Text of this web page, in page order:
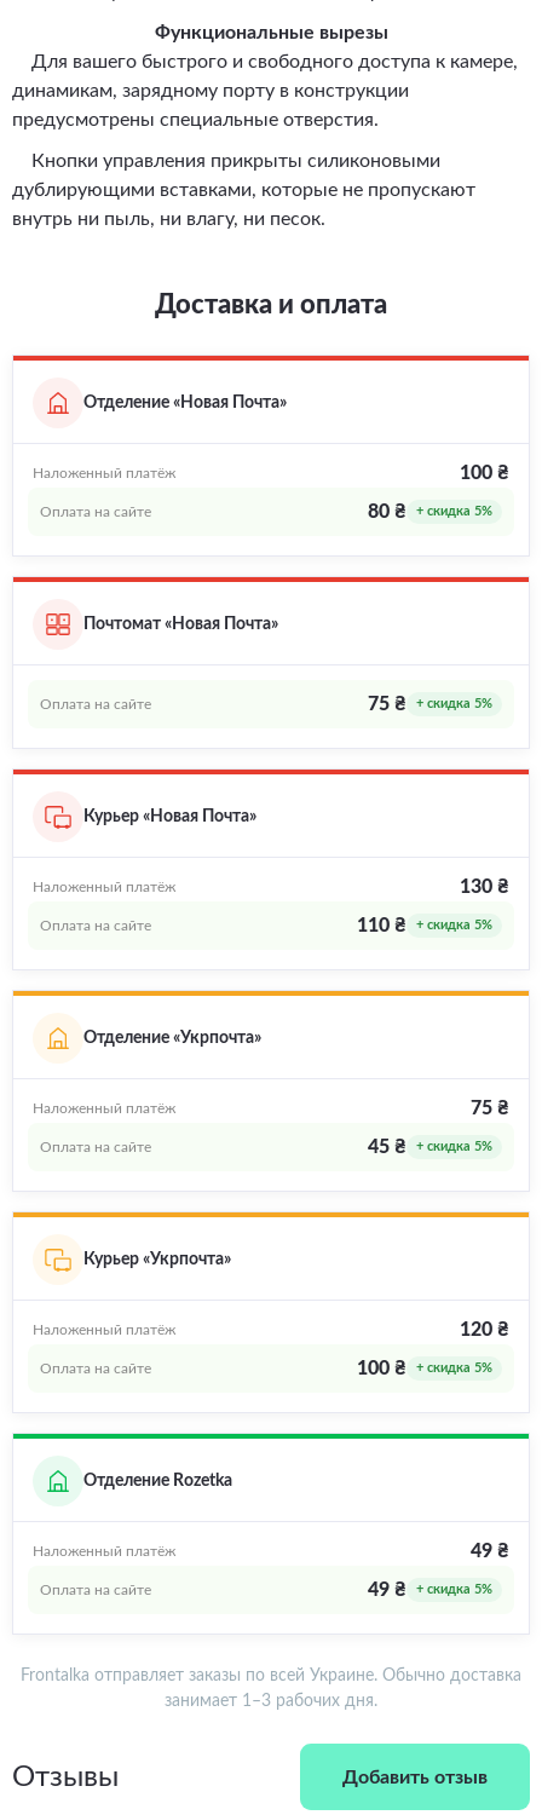
Функциональные вырезы
Для вашего быстрого и свободного доступа к камере,
динамикам, зарядному порту в конструкции
предусмотрены специальные отверстия.
Кнопки управления прикрыты силиконовыми
дублирующими вставками, которые не пропускают
внутрь ни пыль, ни влагу, ни песок.
Доставка и оплата
Отделение «Новая Почта»
Наложенный платёж 100 ₴
Оплата на сайте 80 ₴ + скидка 5%
Почтомат «Новая Почта»
Оплата на сайте 75 ₴ + скидка 5%
Курьер «Новая Почта»
Наложенный платёж 130 ₴
Оплата на сайте 110 ₴ + скидка 5%
Отделение «Укрпочта»
Наложенный платёж 75 ₴
Оплата на сайте 45 ₴ + скидка 5%
Курьер «Укрпочта»
Наложенный платёж 120 ₴
Оплата на сайте 100 ₴ + скидка 5%
Отделение Rozetka
Наложенный платёж 49 ₴
Оплата на сайте 49 ₴ + скидка 5%
Frontalka отправляет заказы по всей Украине. Обычно доставка
занимает 1–3 рабочих дня.
Отзывы Добавить отзыв